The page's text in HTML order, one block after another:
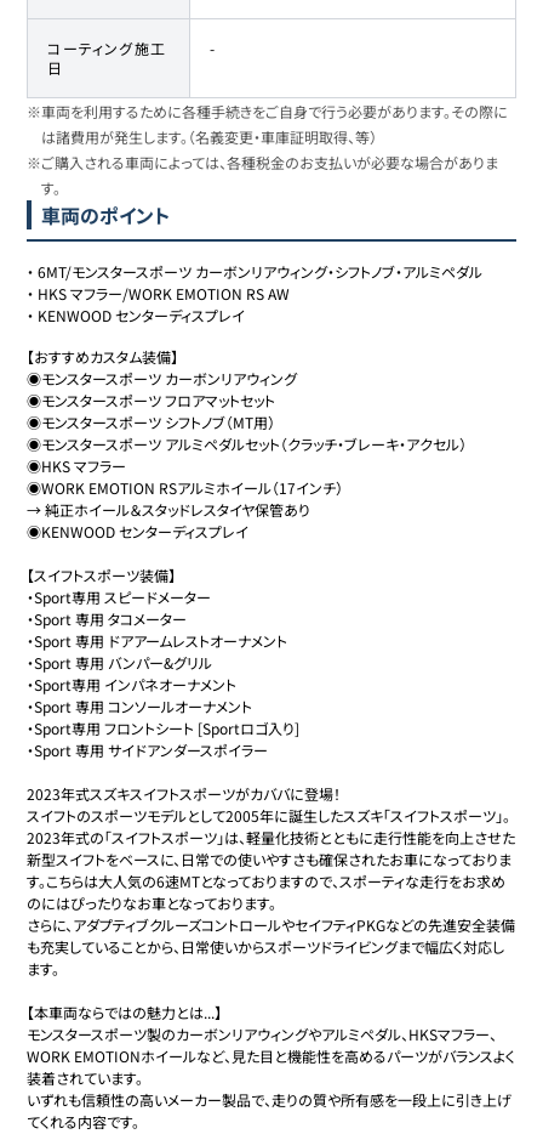
コーティング施工
日
-
※車両を利用するために各種手続きをご自身で行う必要があります。その際に
は諸費用が発生します。（名義変更・車庫証明取得、等）
※ご購入される車両によっては、各種税金のお支払いが必要な場合がありま
す。
車両のポイント
・6MT/モンスタースポーツ カーボンリアウィング・シフトノブ・アルミペダル
・ HKS マフラー/WORK EMOTION RS AW
・ KENWOOD センターディスプレイ
【おすすめカスタム装備】
◉モンスタースポーツ カーボンリアウィング
◉モンスタースポーツ フロアマットセット
◉モンスタースポーツ シフトノブ（MT用）
◉モンスタースポーツ アルミペダルセット（クラッチ・ブレーキ・アクセル）
◉HKS マフラー
◉WORK EMOTION RSアルミホイール（17インチ）
→ 純正ホイール＆スタッドレスタイヤ保管あり
◉KENWOOD センターディスプレイ
【スイフトスポーツ装備】
・Sport専用 スピードメーター
・Sport 専用 タコメーター
・Sport 専用 ドアアームレストオーナメント
・Sport 専用 バンパー&グリル
・Sport専用 インパネオーナメント
・Sport 専用 コンソールオーナメント
・Sport専用 フロントシート [Sportロゴ入り]
・Sport 専用 サイドアンダースポイラー
2023年式スズキスイフトスポーツがカババに登場！
スイフトのスポーツモデルとして2005年に誕生したスズキ「スイフトスポーツ」。
2023年式の「スイフトスポーツ」は、軽量化技術とともに走行性能を向上させた
新型スイフトをベースに、日常での使いやすさも確保されたお車になっておりま
す。こちらは大人気の6速MTとなっておりますので、スポーティな走行をお求め
のにはぴったりなお車となっております。
さらに、アダプティブクルーズコントロールやセイフティPKGなどの先進安全装備
も充実していることから、日常使いからスポーツドライビングまで幅広く対応し
ます。
【本車両ならではの魅力とは...】
モンスタースポーツ製のカーボンリアウィングやアルミペダル、HKSマフラー、
WORK EMOTIONホイールなど、見た目と機能性を高めるパーツがバランスよく
装着されています。
いずれも信頼性の高いメーカー製品で、走りの質や所有感を一段上に引き上げ
てくれる内容です。